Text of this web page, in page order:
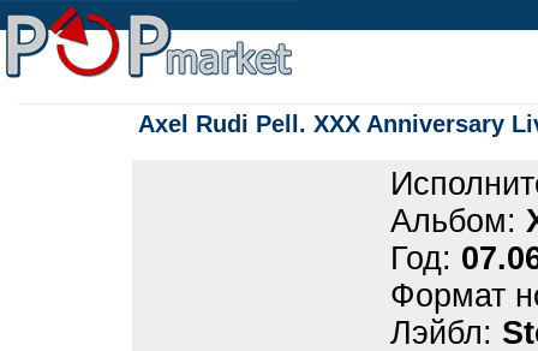
Axel Rudi Pell. XXX Anniversary
Альбом:
Год:
Формат
Лэйбл: